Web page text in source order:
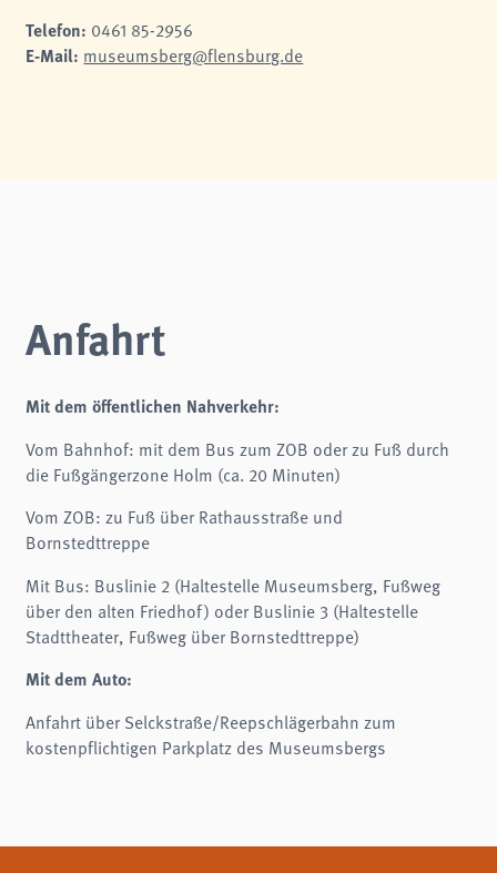
Telefon: 0461 85-2956
E-Mail: museumsberg@flensburg.de
Anfahrt
Mit dem öffentlichen Nahverkehr:
Vom Bahnhof: mit dem Bus zum ZOB oder zu Fuß durch
die Fußgängerzone Holm (ca. 20 Minuten)
Vom ZOB: zu Fuß über Rathausstraße und
Bornstedttreppe
Mit Bus: Buslinie 2 (Haltestelle Museumsberg, Fußweg
über den alten Friedhof) oder Buslinie 3 (Haltestelle
Stadttheater, Fußweg über Bornstedttreppe)
Mit dem Auto:
Anfahrt über Selckstraße/Reepschlägerbahn zum
kostenpflichtigen Parkplatz des Museumsbergs